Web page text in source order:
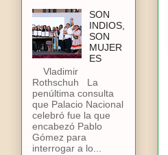
SON
INDIOS,
SON
MUJER
ES
Vladimir
Rothschuh La
penúltima consulta
que Palacio Nacional
celebró fue la que
encabezó Pablo
Gómez para
interrogar a lo...